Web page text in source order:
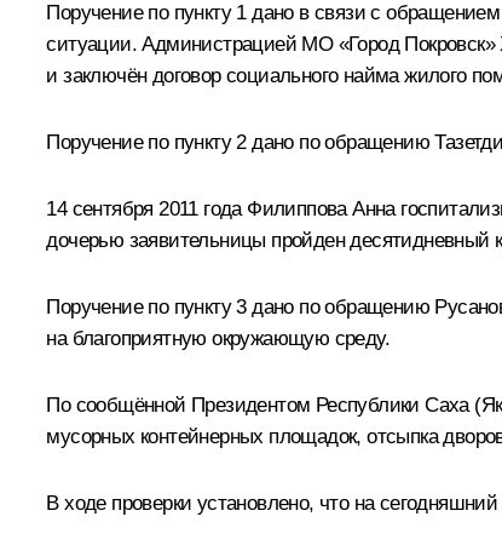
Поручение по пункту 1 дано в связи с
ситуации. Администрацией МО «Город Покровск»
и заключён договор социального найма жилого
Поручение по пункту 2 дано по обращению
14 сентября 2011 года Филиппова Анна
дочерью заявительницы пройден десятидневный
Поручение по пункту 3 дано по обращению
на благоприятную окружающую среду.
По сообщённой Президентом Республики Саха
мусорных контейнерных площадок, отсыпка
В ходе проверки установлено, что на